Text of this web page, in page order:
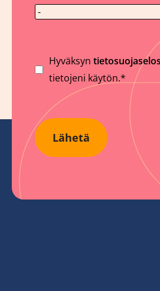
Suostumus
Hyväksyn
tietojeni käytön.*
Lähetä